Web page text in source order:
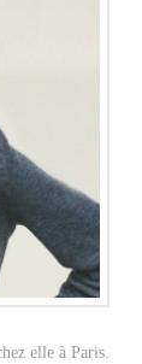
elle à Paris.